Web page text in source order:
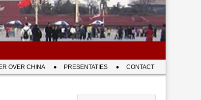
OVER CHINA PRESENTATIES CONTACT